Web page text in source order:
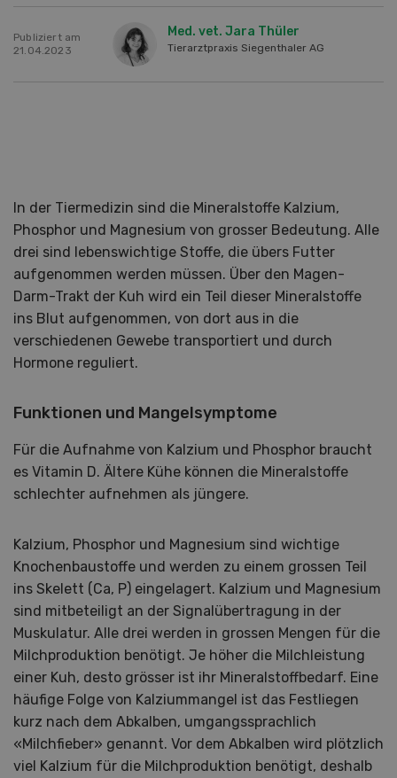
Publiziert am
21.04.2023
Med. vet. Jara Thüler
Tierarztpraxis Siegenthaler AG
In der Tiermedizin sind die Mineralstoffe Kalzium,
Phosphor und Magnesium von grosser Bedeutung. Alle
drei sind lebenswichtige Stoffe, die übers Futter
aufgenommen werden müssen. Über den Magen-
Darm-Trakt der Kuh wird ein Teil dieser Mineralstoffe
ins Blut aufgenommen, von dort aus in die
verschiedenen Gewebe transportiert und durch
Hormone reguliert.
Funktionen und Mangelsymptome
Für die Aufnahme von Kalzium und Phosphor braucht
es Vitamin D. Ältere Kühe können die Mineralstoffe
schlechter aufnehmen als jüngere.
Kalzium, Phosphor und Magnesium sind wichtige
Knochenbaustoffe und werden zu einem grossen Teil
ins Skelett (Ca, P) eingelagert. Kalzium und Magnesium
sind mitbeteiligt an der Signalübertragung in der
Muskulatur. Alle drei werden in grossen Mengen für die
Milchproduktion benötigt. Je höher die Milchleistung
einer Kuh, desto grösser ist ihr Mineralstoffbedarf. Eine
häufige Folge von Kalziummangel ist das Festliegen
kurz nach dem Abkalben, umgangssprachlich
«Milchfieber» genannt. Vor dem Abkalben wird plötzlich
viel Kalzium für die Milchproduktion benötigt, deshalb